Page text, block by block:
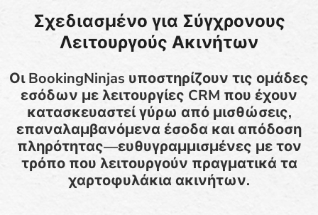
Σχεδιασμένο για Σύγχρονους
Λειτουργούς Ακινήτων
Οι BookingNinjas υποστηρίζουν τις ομάδες
εσόδων με λειτουργίες CRM που έχουν
κατασκευαστεί γύρω από μισθώσεις,
επαναλαμβανόμενα έσοδα και απόδοση
πληρότητας—ευθυγραμμισμένες με τον
τρόπο που λειτουργούν πραγματικά τα
χαρτοφυλάκια ακινήτων.